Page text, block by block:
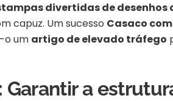
divertidas de desenhos
capuz. Um sucesso Casaco
o um artigo de elevado tráfego
a